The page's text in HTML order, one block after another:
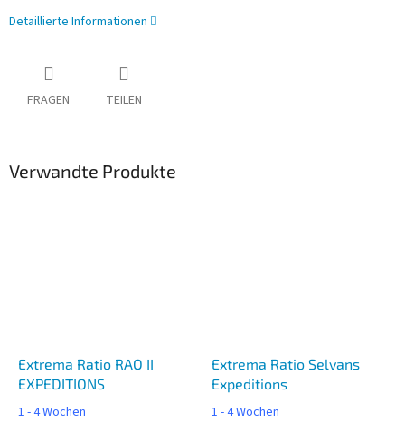
Detaillierte Informationen
FRAGEN TEILEN
Verwandte Produkte
Extrema Ratio RAO II
EXPEDITIONS
1 - 4 Wochen
Extrema Ratio Selvans
Expeditions
1 - 4 Wochen